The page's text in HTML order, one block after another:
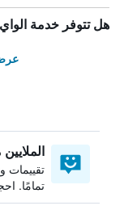
هل تتوفر خدمة
تقييمات
تمامًا.